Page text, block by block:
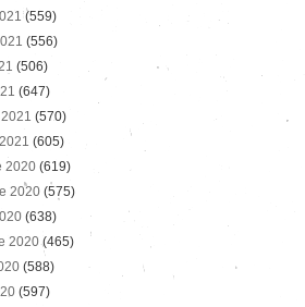
(559)
(556)
(506)
(647)
(570)
(605)
2020 (619)
2020 (575)
(638)
2020(465)
(588)
(597)